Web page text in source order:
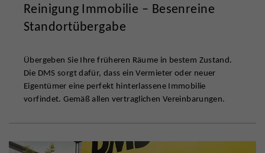
Reinigung Immobilie – Besenreine
Standortübergabe
Übergeben Sie Ihre früheren Räume in bestem Zustand.
Die DMS sorgt dafür, dass ein Vermieter oder neuer
Eigentümer eine perfekt hinterlassene Immobilie
vorfindet. Gemäß allen vertraglichen Vereinbarungen.